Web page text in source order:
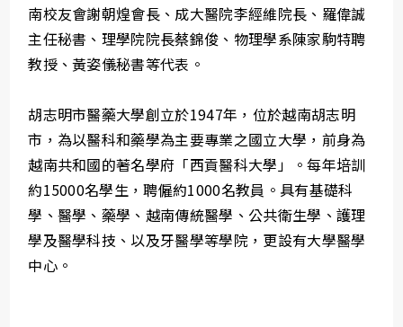
南校友會謝朝煌會長、成大醫院李經維院長、羅偉誠
主任秘書、理學院院長蔡錦俊、物理學系陳家駒特聘
教授、黃姿儀秘書等代表。
胡志明市醫藥大學創立於1947年，位於越南胡志明
市，為以醫科和藥學為主要專業之國立大學，前身為
越南共和國的著名學府「西貢醫科大學」。每年培訓
約15000名學生，聘僱約1000名教員。具有基礎科
學、醫學、藥學、越南傳統醫學、公共衛生學、護理
學及醫學科技、以及牙醫學等學院，更設有大學醫學
中心。